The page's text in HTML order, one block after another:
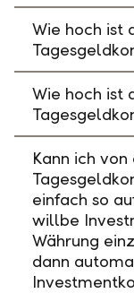
Wie hoch ist
Wie hoch ist
Kann ich
einfach so
willbe
Währung
dann